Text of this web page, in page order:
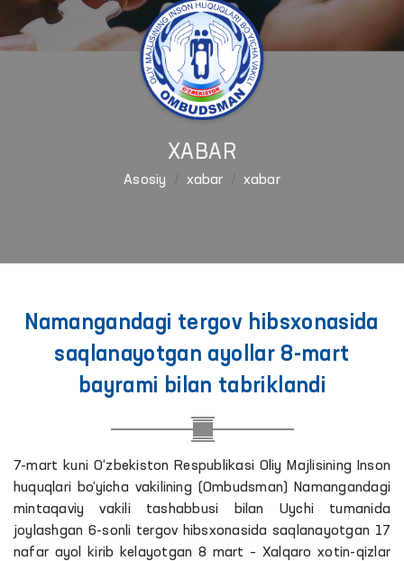
XABAR
Asosiy xabar xabar
Namangandagi tergov hibsxonasida
saqlanayotgan ayollar 8-mart
bayrami bilan tabriklandi
7-mart kuni O‘zbekiston Respublikasi Oliy Majlisining Inson
huquqlari bo‘yicha vakilining (Ombudsman) Namangandagi
mintaqaviy vakili tashabbusi bilan Uychi tumanida
joylashgan 6-sonli tergov hibsxonasida saqlanayotgan 17
nafar ayol kirib kelayotgan 8 mart – Xalqaro xotin-qizlar